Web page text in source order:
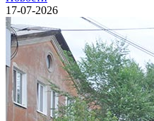
17-07-2026